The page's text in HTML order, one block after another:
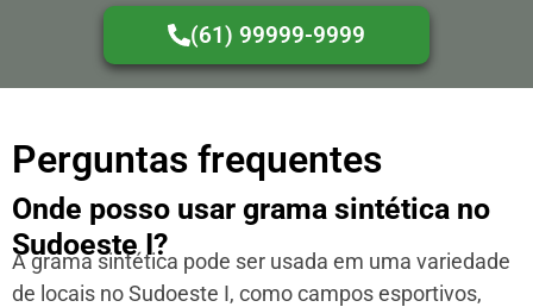
(61) 99999-9999
Perguntas frequentes
Onde posso usar grama sintética no
Sudoeste I?
A grama sintética pode ser usada em uma variedade
de locais no Sudoeste I, como campos esportivos,